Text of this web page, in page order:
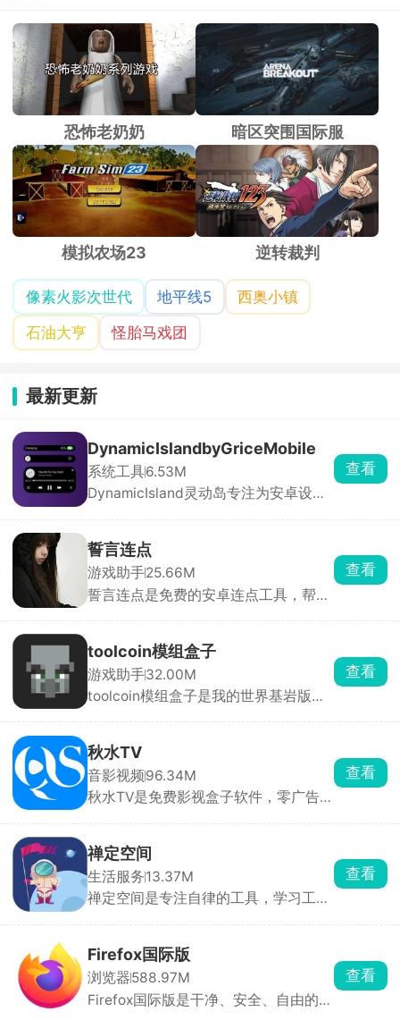
恐怖老奶奶 暗区突围国际服
模拟农场23 逆转裁判
像素火影次世代 地平线5
西奥小镇
石油大亨
怪胎马戏团
最新更新
DynamicIslandbyGriceMobile
系统工具6.53M
DynamicIsland灵动岛专注为安卓设备
动岛的尺寸、位置、圆角、透明度，到
组件样式、通知动效、配色主题、交互
逻辑均可自由调节，用户可根据机型与
审美打造独一无二的桌面形态。
查看
誓言连点
游戏助手25.66M
誓言连点是免费的安卓连点工具，帮你
制一整套手势循环回放。参数可以自由
调整，间隔能设到毫秒，还带随机偏移
和抖动，更像真人操作，不容易被检
测。
查看
toolcoin模组盒子
游戏助手32.00M
toolcoin模组盒子是我的世界基岩版模
致闪退，点一下直接导入游戏。换装、
改画面质感直接套用，还能提前预览皮
肤全身效果，挑起来很直观。还能上传
自制皮肤、模组、地图分享给其他玩
查看
秋水TV
音影视频96.34M
秋水TV是免费影视盒子软件，零广告免
艺、动漫、纪录片全都有，播放支持多
条线路切换，家里网络卡顿可以切换
源，清晰度从标清到蓝光自由选。
查看
禅定空间
生活服务13.37M
禅定空间是专注自律的工具，学习工作
不开，弹窗通知全部屏蔽，想刷抖音、
打游戏完全没机会。后台完整记录每日
专注时长、玩手机时长、锁机次数，用
图表直观看见时间花在哪，方便复盘调
查看
Firefox国际版
浏览器588.97M
Firefox国际版是干净、安全、自由的浏
查看